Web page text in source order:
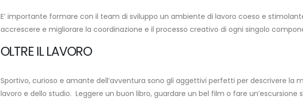
E’ importante formare con il team di sviluppo un ambiente di lavoro coeso e
accrescere e migliorare la coordinazione e il processo creativo di ogni singolo
OLTRE IL LAVORO
Sportivo, curioso e amante dell’avventura sono gli aggettivi perfetti per descrivere la
lavoro e dello studio. Leggere un buon libro, guardare un bel film o fare un’escursione